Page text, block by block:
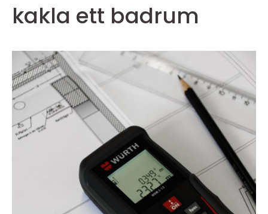
kakla ett badrum